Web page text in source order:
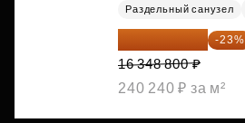
Раздельный санузел
12 588 576 ₽ -23%
16 348 800 ₽
240 240 ₽ за м²